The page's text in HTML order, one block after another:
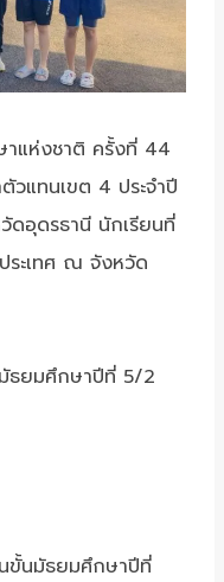
แห่งชาติ ครั้งที่ 44
วแทนเขต 4 ประจำปี
อุดรธานี นักเรียนที่
ระเทศ ณ จังหวัด
ธยมศึกษาปีที่ 5/2
ขั้นมัธยมศึกษาปีที่